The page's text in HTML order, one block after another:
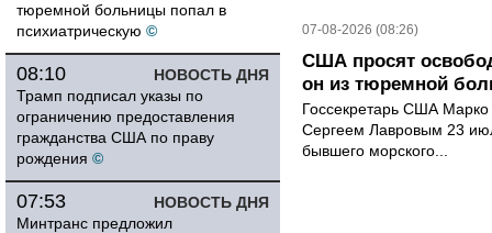
тюремной больницы попал в
психиатрическую ©
НОВОСТЬ ДНЯ
08:10
Трамп подписал указы по
ограничению предоставления
гражданства США по праву
рождения ©
НОВОСТЬ ДНЯ
07:53
Минтранс предложил
07-08-2026 (08:26)
США просят
он из тюремной
Госсекретарь США
Сергеем Лавровым 23
бывшего морского...